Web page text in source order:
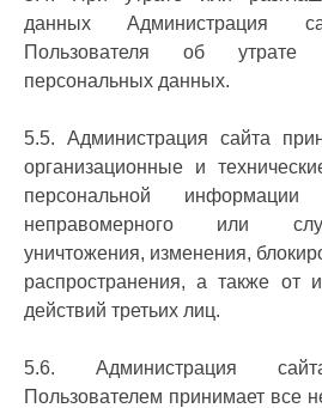
данных Администрация
Пользователя об утрате
персональных данных.
5.5. Администрация сайта
организационные и
персональной
неправомерного или
уничтожения, изменения,
распространения, а также от
действий третьих лиц.
5.6. Администрация
Пользователем принимает все